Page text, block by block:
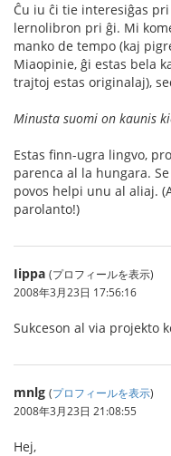
Ĉu iu ĉi tie interesiĝas
lernolibron pri ĝi. Mi
manko de tempo (kaj
Miaopinie, ĝi estas bela
trajtoj estas originalaj),
Minusta suomi on kaunis
Estas finn-ugra lingvo,
parenca al la hungara.
povos helpi unu al aliaj.
parolanto!)
Iippa (プロフィールを表示)
2008年3月23日 17:56:16
Sukceson al via projekto
mnlg (プロフィールを表示)
2008年3月23日 21:08:55
Hej,